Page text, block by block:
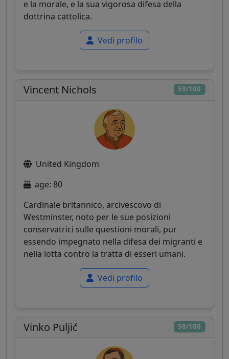
e la morale, e la sua vigorosa difesa della
dottrina cattolica.
Vedi profilo
59/100
Vincent Nichols
United Kingdom
age: 80
Cardinale britannico, arcivescovo di
Westminster, noto per le sue posizioni
conservatrici sulle questioni morali, pur
essendo impegnato nella difesa dei migranti e
nella lotta contro la tratta di esseri umani.
Vedi profilo
58/100
Vinko Puljić